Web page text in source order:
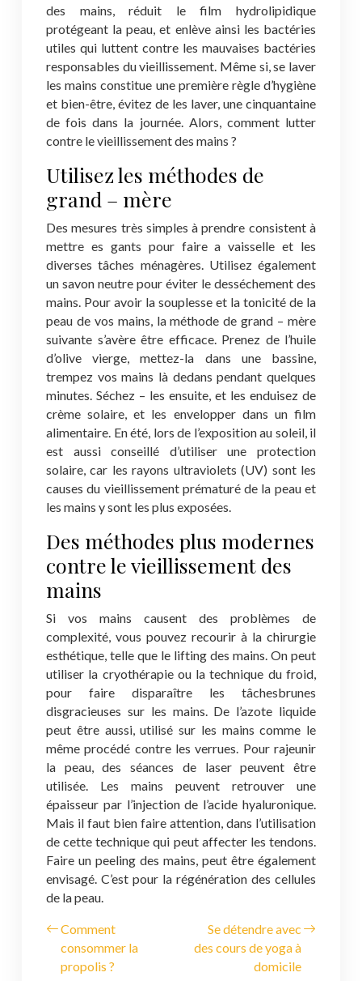
des mains, réduit le film hydrolipidique
protégeant la peau, et enlève ainsi les bactéries
utiles qui luttent contre les mauvaises bactéries
responsables du vieillissement. Même si, se laver
les mains constitue une première règle d’hygiène
et bien-être, évitez de les laver, une cinquantaine
de fois dans la journée. Alors, comment lutter
contre le vieillissement des mains ?
Utilisez les méthodes de
grand – mère
Des mesures très simples à prendre consistent à
mettre es gants pour faire a vaisselle et les
diverses tâches ménagères. Utilisez également
un savon neutre pour éviter le desséchement des
mains. Pour avoir la souplesse et la tonicité de la
peau de vos mains, la méthode de grand – mère
suivante s’avère être efficace. Prenez de l’huile
d’olive vierge, mettez-la dans une bassine,
trempez vos mains là dedans pendant quelques
minutes. Séchez – les ensuite, et les enduisez de
crème solaire, et les envelopper dans un film
alimentaire. En été, lors de l’exposition au soleil, il
est aussi conseillé d’utiliser une protection
solaire, car les rayons ultraviolets (UV) sont les
causes du vieillissement prématuré de la peau et
les mains y sont les plus exposées.
Des méthodes plus modernes
contre le vieillissement des
mains
Si vos mains causent des problèmes de
complexité, vous pouvez recourir à la chirurgie
esthétique, telle que le lifting des mains. On peut
utiliser la cryothérapie ou la technique du froid,
pour faire disparaître les tâchesbrunes
disgracieuses sur les mains. De l’azote liquide
peut être aussi, utilisé sur les mains comme le
même procédé contre les verrues. Pour rajeunir
la peau, des séances de laser peuvent être
utilisée. Les mains peuvent retrouver une
épaisseur par l’injection de l’acide hyaluronique.
Mais il faut bien faire attention, dans l’utilisation
de cette technique qui peut affecter les tendons.
Faire un peeling des mains, peut être également
envisagé. C’est pour la régénération des cellules
de la peau.
Comment
consommer la
propolis ?
Se détendre avec
des cours de yoga à
domicile